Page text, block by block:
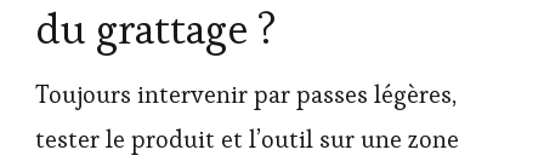
du grattage ?
Toujours intervenir par passes légères,
tester le produit et l’outil sur une zone